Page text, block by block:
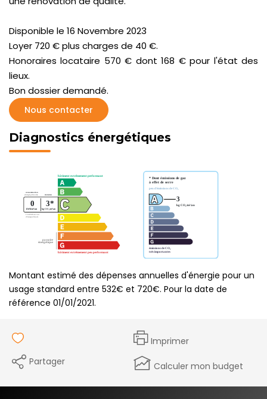
Disponible le 16 Novembre 2023
Loyer 720 € plus charges de 40 €.
Honoraires locataire 570 € dont 168 € pour l'état des
lieux.
Bon dossier demandé.
Nous contacter
Diagnostics énergétiques
Montant estimé des dépenses annuelles d'énergie pour un
usage standard entre 532€ et 720€. Pour la date de
référence 01/01/2021.
Imprimer
Partager
Calculer mon budget